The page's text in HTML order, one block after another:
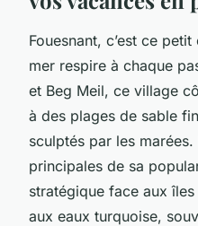
Fouesnant, c’est ce
mer respire à chaque
et Beg Meil, ce village
à des plages de sable
sculptés par les marées.
principales de sa
stratégique face aux
aux eaux turquoise,